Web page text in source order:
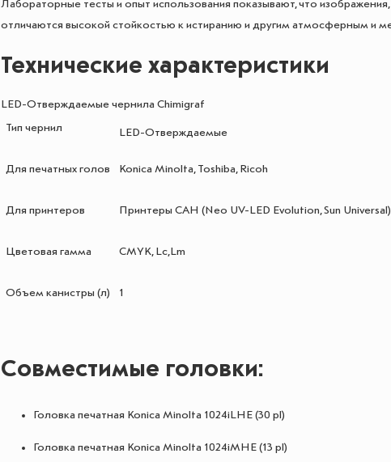
Лабораторные тесты и опыт использования показывают, что
отличаются высокой стойкостью к истиранию и другим атмосферным и
Технические характеристики
LED-Отверждаемые чернила Chimigraf
Тип чернил LED-Отверждаемые
Для печатных голов Konica Minolta, Toshiba, Ricoh
Для принтеров Принтеры САН (Neo UV-LED Evolution, Sun
Цветовая гамма CMYK, Lc,Lm
Объем канистры (л) 1
Совместимые головки:
Головка печатная Konica Minolta 1024iLHE (30 pl)
Головка печатная Konica Minolta 1024iMHE (13 pl)